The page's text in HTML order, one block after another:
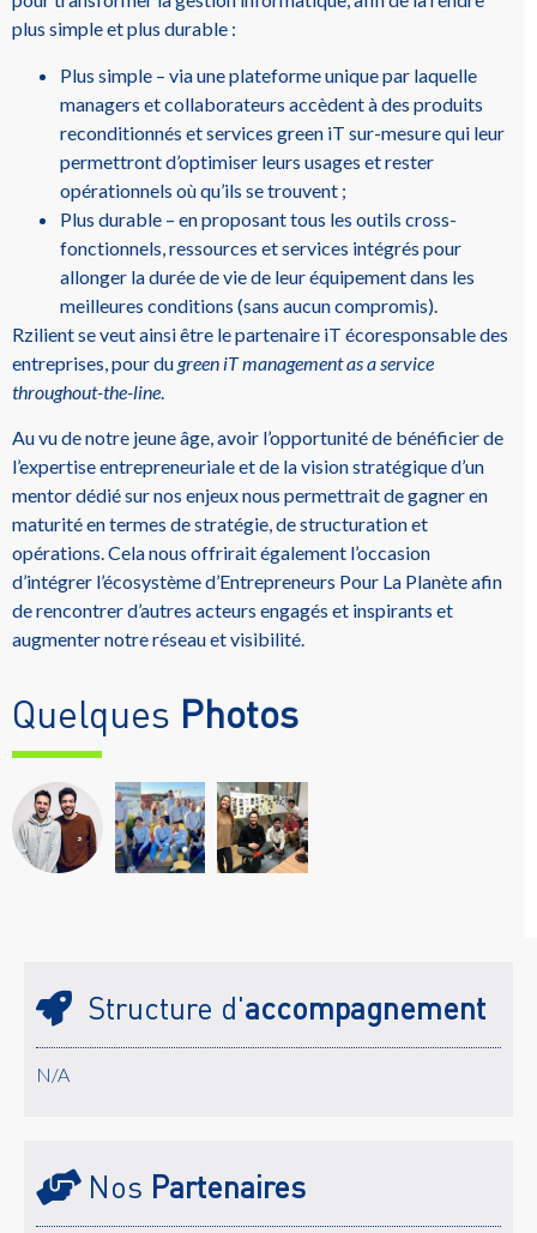
plus simple et plus durable :
Plus simple – via une plateforme unique par laquelle
managers et collaborateurs accèdent à des produits
reconditionnés et services green iT sur-mesure qui leur
permettront d’optimiser leurs usages et rester
opérationnels où qu’ils se trouvent ;
Plus durable – en proposant tous les outils cross-
fonctionnels, ressources et services intégrés pour
allonger la durée de vie de leur équipement dans les
meilleures conditions (sans aucun compromis).
Rzilient se veut ainsi être le partenaire iT écoresponsable des
entreprises, pour dugreen iT management as a service
throughout-the-line
Au vu de notre jeune âge, avoir l’opportunité de bénéficier de
l’expertise entrepreneuriale et de la vision stratégique d’un
mentor dédié sur nos enjeux nous permettrait de gagner en
maturité en termes de stratégie, de structuration et
opérations. Cela nous offrirait également l’occasion
d’intégrer l’écosystème d’Entrepreneurs Pour La Planète afin
de rencontrer d’autres acteurs engagés et inspirants et
augmenter notre réseau et visibilité.
Quelques Photos
Structure d'accompagnement
N/A
Nos Partenaires